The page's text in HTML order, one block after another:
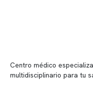
Centro médico
multidisciplinario para tu